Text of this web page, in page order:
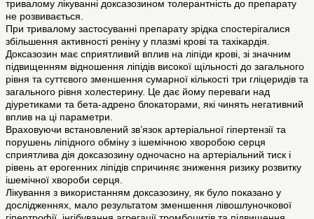
тривалому лікуванні доксазозином толерантність до препарату
не розвивається.
При тривалому застосуванні препарату зрідка спостерігалися
збільшення активності реніну у плазмі крові та тахікардія.
Доксазозин має сприятливий вплив на ліпіди крові, зі значним
підвищенням відношення ліпідів високої щільності до загального
рівня та суттєвого зменшення сумарної кількості три гліцеридів та
загального рівня холестерину. Це дає йому переваги над
діуретиками та бета-адрено блокаторами, які чинять негативний
вплив на ці параметри.
Враховуючи встановлений зв’язок артеріальної гіпертензії та
порушень ліпідного обміну з ішемічною хворобою серця
сприятлива дія доксазозину одночасно на артеріальний тиск і
рівень ат ерогенних ліпідів спричиняє зниження ризику розвитку
ішемічної хвороби серця.
Лікування з використанням доксазозину, як було показано у
дослідженнях, мало результатом зменшення лівошлуночкової